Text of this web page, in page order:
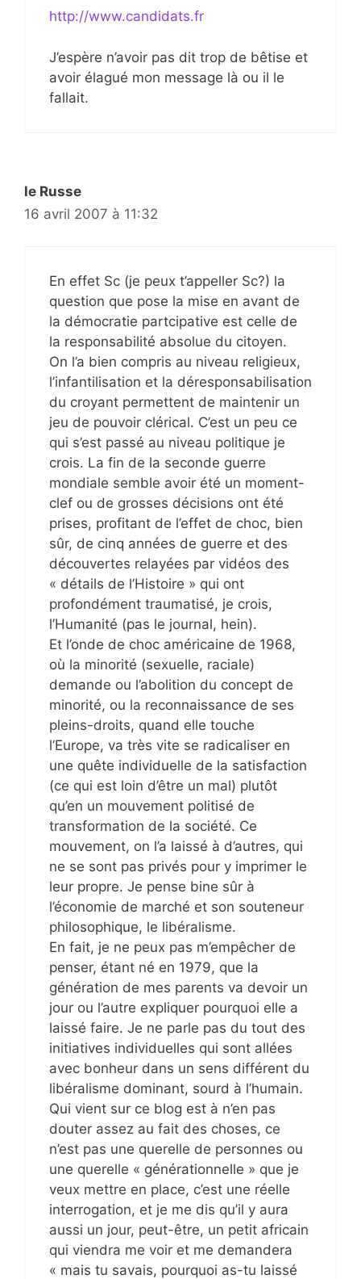
http://www.candidats.fr
J’espère n’avoir pas dit trop de bêtise et
avoir élagué mon message là ou il le
fallait.
le Russe
16 avril 2007 à 11:32
En effet Sc (je peux t’appeller Sc?) la
question que pose la mise en avant de
la démocratie partcipative est celle de
la responsabilité absolue du citoyen.
On l’a bien compris au niveau religieux,
l’infantilisation et la déresponsabilisation
du croyant permettent de maintenir un
jeu de pouvoir clérical. C’est un peu ce
qui s’est passé au niveau politique je
crois. La fin de la seconde guerre
mondiale semble avoir été un moment-
clef ou de grosses décisions ont été
prises, profitant de l’effet de choc, bien
sûr, de cinq années de guerre et des
découvertes relayées par vidéos des
« détails de l’Histoire » qui ont
profondément traumatisé, je crois,
l’Humanité (pas le journal, hein).
Et l’onde de choc américaine de 1968,
où la minorité (sexuelle, raciale)
demande ou l’abolition du concept de
minorité, ou la reconnaissance de ses
pleins-droits, quand elle touche
l’Europe, va très vite se radicaliser en
une quête individuelle de la satisfaction
(ce qui est loin d’être un mal) plutôt
qu’en un mouvement politisé de
transformation de la société. Ce
mouvement, on l’a laissé à d’autres, qui
ne se sont pas privés pour y imprimer le
leur propre. Je pense bine sûr à
l’économie de marché et son souteneur
philosophique, le libéralisme.
En fait, je ne peux pas m’empêcher de
penser, étant né en 1979, que la
génération de mes parents va devoir un
jour ou l’autre expliquer pourquoi elle a
laissé faire. Je ne parle pas du tout des
initiatives individuelles qui sont allées
avec bonheur dans un sens différent du
libéralisme dominant, sourd à l’humain.
Qui vient sur ce blog est à n’en pas
douter assez au fait des choses, ce
n’est pas une querelle de personnes ou
une querelle « générationnelle » que je
veux mettre en place, c’est une réelle
interrogation, et je me dis qu’il y aura
aussi un jour, peut-être, un petit africain
qui viendra me voir et me demandera
« mais tu savais, pourquoi as-tu laissé